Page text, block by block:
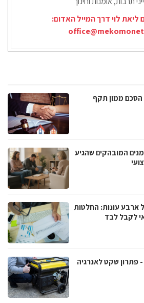
ליאת לוי דרך המייל האדום:
הסכם ממון תקף
המובהקים שהגיע
ארבע עונות: החלטות
לקבל לבד
פתרון שקט לאנרגיה